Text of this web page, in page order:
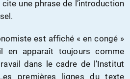
une phrase de l’introduction
est affiché « en congé »
en apparaît toujours comme
dans le cadre de l’Institut
premières lignes du texte